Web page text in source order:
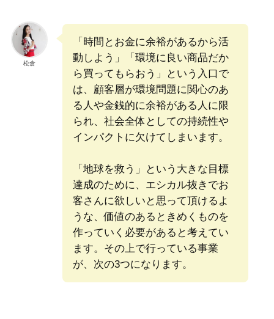
松倉
「時間とお金に余裕があるから活
動しよう」「環境に良い商品だか
ら買ってもらおう」という入口で
は、顧客層が環境問題に関心のあ
る人や金銭的に余裕がある人に限
られ、社会全体としての持続性や
インパクトに欠けてしまいます。
「地球を救う」という大きな目標
達成のために、エシカル抜きでお
客さんに欲しいと思って頂けるよ
うな、価値のあるときめくものを
作っていく必要があると考えてい
ます。その上で行っている事業
が、次の3つになります。